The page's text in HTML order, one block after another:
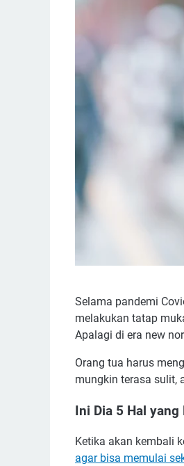
Selama pandemi
melakukan tatap
Apalagi di era new
Orang tua harus
mungkin terasa sulit,
Ini Dia 5 Hal
Ketika akan kembali
agar bisa memulai